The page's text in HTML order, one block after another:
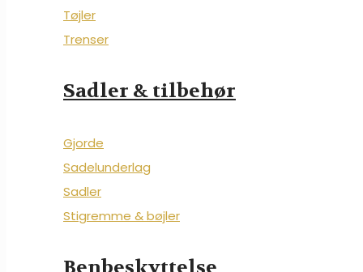
Tøjler
Trenser
Sadler & tilbehør
Gjorde
Sadelunderlag
Sadler
Stigremme & bøjler